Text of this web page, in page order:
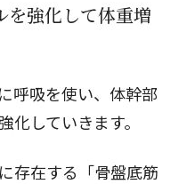
を強化して体重増
呼吸を使い、体幹部
化していきます。
存在する「骨盤底筋